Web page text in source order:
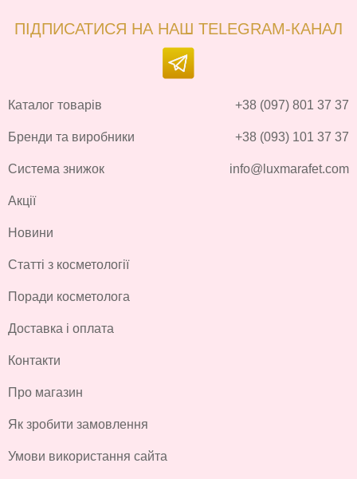
ПІДПИСАТИСЯ НА НАШ TELEGRAM-КАНАЛ
Каталог товарів
Бренди та виробники
Система знижок
Акції
Новини
Статті з косметології
Поради косметолога
Доставка і оплата
Контакти
Про магазин
Як зробити замовлення
Умови використання сайта
+38 (097) 801 37 37
+38 (093) 101 37 37
info@luxmarafet.com